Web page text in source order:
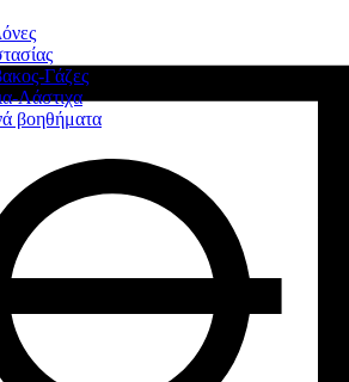
Γάζες
Λάστιχα
βοηθήματα